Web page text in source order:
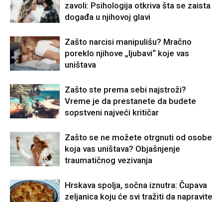
zavoli: Psihologija otkriva šta se zaista
događa u njihovoj glavi
Zašto narcisi manipulišu? Mračno
poreklo njihove „ljubavi“ koje vas
uništava
Zašto ste prema sebi najstroži?
Vreme je da prestanete da budete
sopstveni najveći kritičar
Zašto se ne možete otrgnuti od osobe
koja vas uništava? Objašnjenje
traumatičnog vezivanja
Hrskava spolja, sočna iznutra: Čupava
zeljanica koju će svi tražiti da napravite